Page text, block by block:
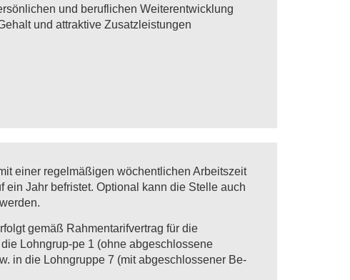
und beruflichen Weiterentwicklung
und attraktive Zusatzleistungen
einer regelmäßigen wöchentlichen Arbeitszeit
ein Jahr befristet. Optional kann die Stelle auch
gemäß Rahmentarifvertrag für die
Lohngrup-pe 1 (ohne abgeschlossene
in die Lohngruppe 7 (mit abgeschlossener Be-